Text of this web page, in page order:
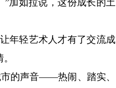
加如拉说，这份成长的土
轻艺术人才有了交流成
的声音——热闹、踏实、